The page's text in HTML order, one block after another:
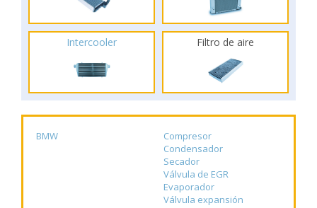
Intercooler Filtro de aire
BMW
Compresor
Condensador
Secador
Válvula de EGR
Evaporador
Válvula expansión